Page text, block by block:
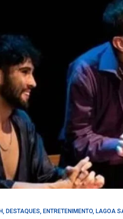
, DESTAQUES, ENTRETENIMENTO, LAGOA